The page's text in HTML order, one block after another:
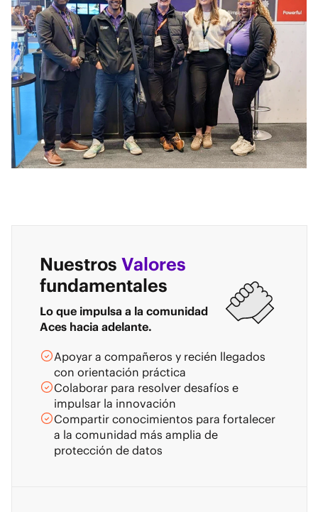
Nuestros Valores
fundamentales
Lo que impulsa a la comunidad
Aces hacia adelante.
Apoyar a compañeros y recién llegados
con orientación práctica
Colaborar para resolver desafíos e
impulsar la innovación
Compartir conocimientos para fortalecer
a la comunidad más amplia de
protección de datos